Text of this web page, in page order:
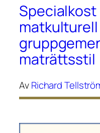
Specialkost
matkulturell
maträttsstil
AvRichard